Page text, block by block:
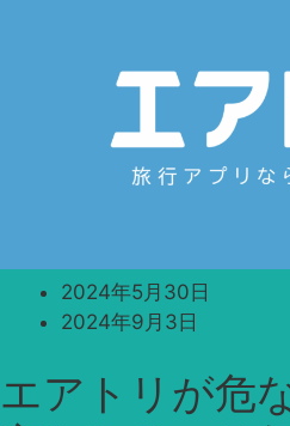
2024年5月30日
2024年9月3日
エアトリが危